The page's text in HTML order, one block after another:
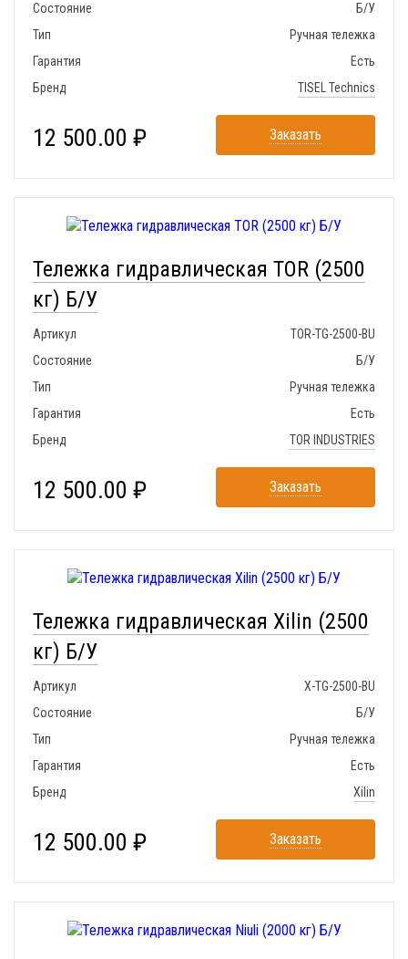
Состояние
Б/У
Тип
Ручная тележка
Гарантия
Есть
Бренд
TISEL Technics
12 500.00 ₽ Заказать
Тележка гидравлическая TOR (2500
кг) Б/У
Артикул
TOR-TG-2500-BU
Состояние
Б/У
Тип
Ручная тележка
Гарантия
Есть
Бренд
TOR INDUSTRIES
12 500.00 ₽ Заказать
Тележка гидравлическая Xilin (2500
кг) Б/У
Артикул
X-TG-2500-BU
Состояние
Б/У
Тип
Ручная тележка
Гарантия
Есть
Бренд
Xilin
12 500.00 ₽ Заказать